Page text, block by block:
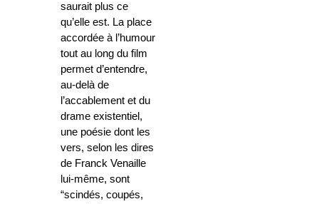
saurait plus ce
qu’elle est. La place
accordée à l’humour
tout au long du film
permet d’entendre,
au-delà de
l’accablement et du
drame existentiel,
une poésie dont les
vers, selon les dires
de Franck Venaille
lui-même, sont
“scindés, coupés,